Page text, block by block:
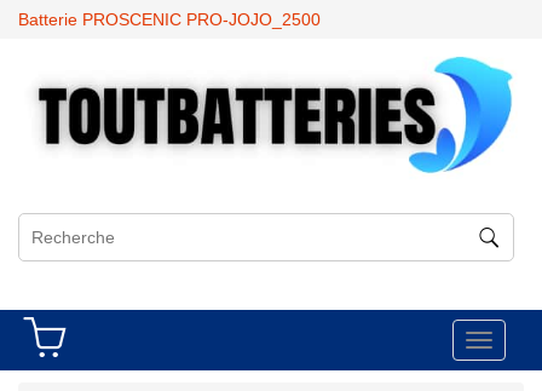
Batterie PROSCENIC PRO-JOJO_2500
Toggle